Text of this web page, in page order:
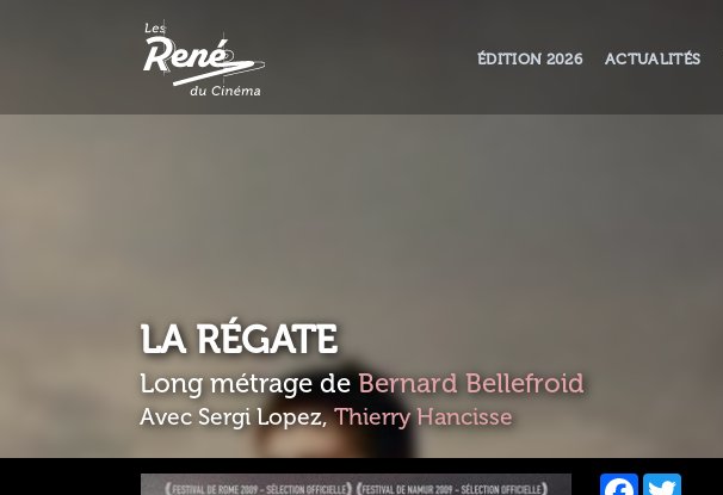
ÉDITION 2026 ACTUALITÉS
LA RÉGATE
Long métrage de Bernard Bellefroid
Avec Sergi Lopez,Thierry Hancisse
Facebook